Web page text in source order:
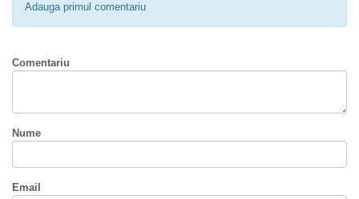
Adauga primul comentariu
Comentariu
Nume
Email